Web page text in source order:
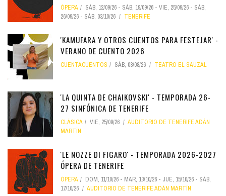
ÓPERA SÁB, 12/09/26 - SÁB, 19/09/26 - VIE, 25/09/26 - SÁB,
26/09/26 - SÁB, 03/10/26 TENERIFE
'KAMUFARA Y OTROS CUENTOS PARA FESTEJAR' -
VERANO DE CUENTO 2026
CUENTACUENTOS SÁB, 08/08/26 TEATRO EL SAUZAL
'LA QUINTA DE CHAIKOVSKI' - TEMPORADA 26-
27 SINFÓNICA DE TENERIFE
CLÁSICA VIE, 25/09/26
AUDITORIO DE TENERIFE ADÁN
MARTÍN
'LE NOZZE DI FIGARO' - TEMPORADA 2026-2027
ÓPERA DE TENERIFE
ÓPERA DOM, 11/10/26 - MAR, 13/10/26 - JUE, 15/10/26 - SÁB,
17/10/26
AUDITORIO DE TENERIFE ADÁN MARTÍN